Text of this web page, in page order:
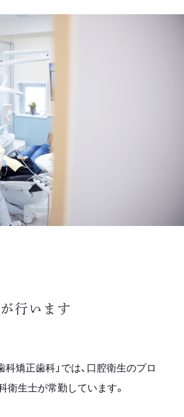
行います
矯正歯科」では、口腔衛生のプロ
生士が常勤しています。